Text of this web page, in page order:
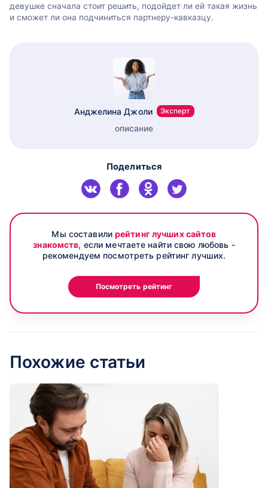
девушке сначала стоит решить, подойдет ли ей такая жизнь
и сможет ли она подчиниться партнеру-кавказцу.
Анджелина Джоли Эксперт
описание
Поделиться
Мы составилирейтинг лучших сайтов
знакомств, если мечтаете найти свою любовь -
рекомендуем посмотреть рейтинг лучших.
Посмотреть рейтинг
Похожие статьи